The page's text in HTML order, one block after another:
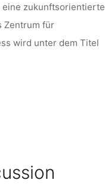
eine zukunftsorientierte
Zentrum für
wird unter dem Titel